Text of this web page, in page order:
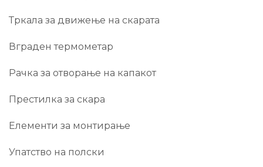
Тркала за движење на скарата
Вграден термометар
Рачка за отворање на капакот
Престилка за скара
Елементи за монтирање
Упатство на полски